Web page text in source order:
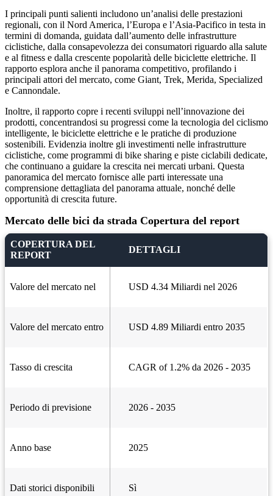
I principali punti salienti includono un’analisi delle prestazioni
regionali, con il Nord America, l’Europa e l’Asia-Pacifico in testa in
termini di domanda, guidata dall’aumento delle infrastrutture
ciclistiche, dalla consapevolezza dei consumatori riguardo alla salute
e al fitness e dalla crescente popolarità delle biciclette elettriche. Il
rapporto esplora anche il panorama competitivo, profilando i
principali attori del mercato, come Giant, Trek, Merida, Specialized
e Cannondale.
Inoltre, il rapporto copre i recenti sviluppi nell’innovazione dei
prodotti, concentrandosi su progressi come la tecnologia del ciclismo
intelligente, le biciclette elettriche e le pratiche di produzione
sostenibili. Evidenzia inoltre gli investimenti nelle infrastrutture
ciclistiche, come programmi di bike sharing e piste ciclabili dedicate,
che continuano a guidare la crescita nei mercati urbani. Questa
panoramica del mercato fornisce alle parti interessate una
comprensione dettagliata del panorama attuale, nonché delle
opportunità di crescita future.
Mercato delle bici da strada Copertura del report
COPERTURA DEL
REPORT
DETTAGLI
Valore del mercato nel USD 4.34 Miliardi nel 2026
Valore del mercato entro USD 4.89 Miliardi entro 2035
Tasso di crescita CAGR of 1.2% da 2026 - 2035
Periodo di previsione 2026 - 2035
Anno base 2025
Dati storici disponibili Sì